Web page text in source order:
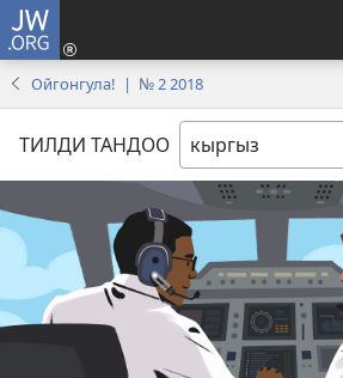
JW.ORG
Ойгонгула! | № 2 2018
ТИЛДИ ТАНДОО